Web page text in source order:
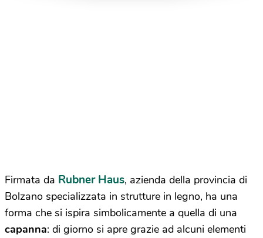
Firmata da Rubner Haus, azienda della provincia di
Bolzano specializzata in strutture in legno, ha una
forma che si ispira simbolicamente a quella di una
capanna: di giorno si apre grazie ad alcuni elementi